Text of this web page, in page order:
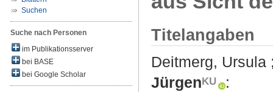
Suchen
Suche nach Personen
im Publikationsserver
bei BASE
bei Google Scholar
Titelangaben
Deitmerg, Ursula
Jürgen
: